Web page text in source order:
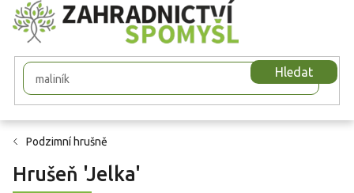
Přejít
na
obsah
Hledat
Podzimní hrušně
Hrušeň 'Jelka'